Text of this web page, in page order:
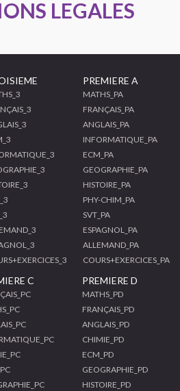
LEGALES
PREMIERE A
MATHS_PA
FRANÇAIS_PA
ANGLAIS_PA
INFORMATIQUE_PA
ECM_PA
GEOGRAPHIE_PA
HISTOIRE_PA
PHY-CHIM_PA
SVT_PA
ESPAGNOL_PA
ALLEMAND_PA
COURS+EXERCICES_PA
C PREMIERE D
MATHS_PD
FRANÇAIS_PD
ANGLAIS_PD
CHIMIE_PD
ECM_PD
GEOGRAPHIE_PD
HISTOIRE_PD